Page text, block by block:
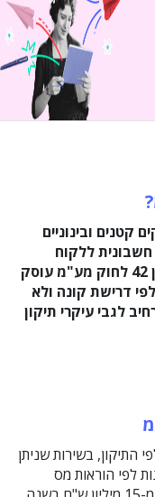
קטנים ובינוניים
ללקוח
ומועד תביעת מס תשומות. על פי תיקון 42 לחוק מע"מ עוסק
דרישת קונה ולא
לגבי עיקרי תיקון
41 לחוק מע"מ ולפי התיקון, בשירות שניתן
לפי הוראות מס